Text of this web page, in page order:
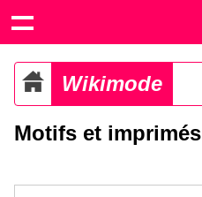
Wikimode
Motifs et imprimés